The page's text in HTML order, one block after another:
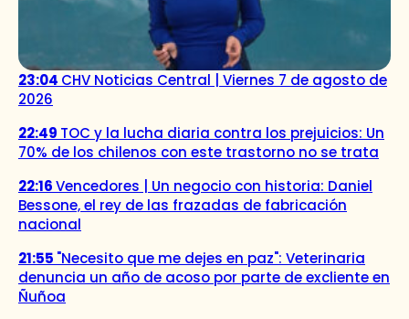
23:04 CHV Noticias Central | Viernes 7 de agosto de
2026
22:49 TOC y la lucha diaria contra los prejuicios: Un
70% de los chilenos con este trastorno no se trata
22:16Vencedores | Un negocio con historia: Daniel
Bessone, el rey de las frazadas de fabricación
nacional
21:55 "Necesito que me dejes en paz": Veterinaria
denuncia un año de acoso por parte de excliente en
Ñuñoa